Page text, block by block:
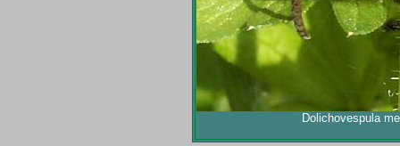
Dolichovespula